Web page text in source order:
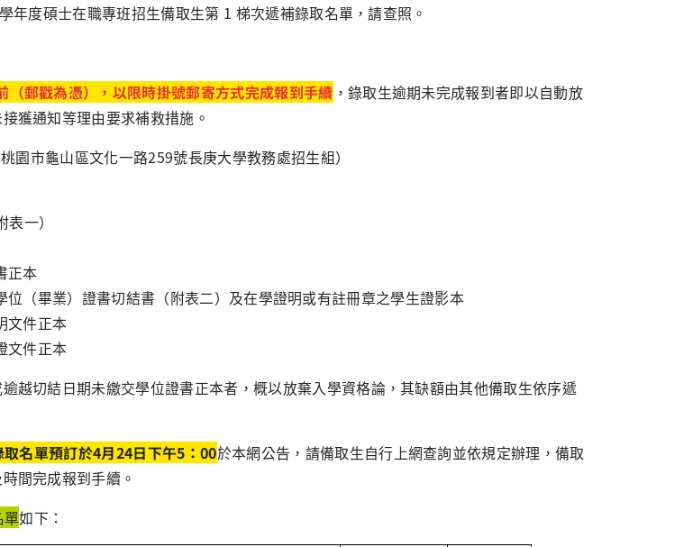
年度碩士在職專班招生備取生第 1 梯次遞補錄取名單，請查照。
（郵戳為憑），以限時掛號郵寄方式完成報到手續 ，錄取生逾期未完成報到者即以自動放
獲通知等理由要求補救措施。
市龜山區文化一路259號長庚大學教務處招生組）
一）
本
（畢業）證書切結書（附表二）及在學證明或有註冊章之學生證影本
件正本
件正本
越切結日期未繳交學位證書正本者，概以放棄入學資格論，其缺額由其他備取生依序遞
名單預訂於4月24日下午5 ：00於本網公告，請備取生自行上網查詢並依規定辦理，備取
間完成報到手續。
單如下：